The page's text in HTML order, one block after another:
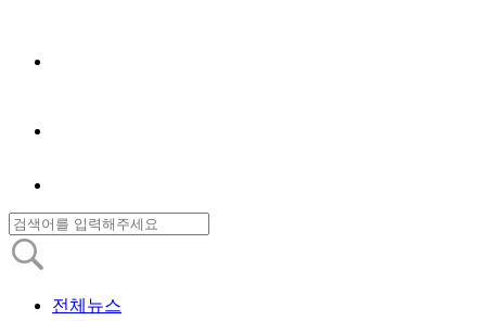
전체뉴스